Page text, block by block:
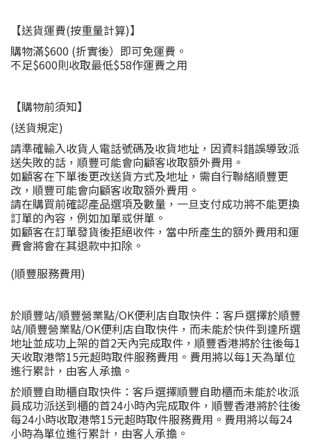
【送貨運費(按重量計算)】
購物滿$600 (折實後）即可免運費。
不足$600則收取最低$58作運費之用
【購物前須知】
(送貨規定)
請準確輸入收貨人電話號碼及收貨地址，因資料錯誤導致派
送失敗的話，順豐可能會向顧客收取額外費用。
如顧客在下單後更改送貨方式及地址，需自行聯絡順豐更
改，順豐可能會向顧客收取額外費用。
請在購買前確認產品選項及數量，一旦支付成功將不能更換
訂單的內容，例如加單或併單。
如顧客在訂單發貨後拒絕收件，當中所產生的額外費用和運
費會將會在其退款中扣除。
(順豐服務費用)
於順豐站/順豐營業點/OK便利店自取快件：客戶選擇於順豐
站/順豐營業點/OK便利店自取快件，而未能於快件到達所選
地址並成功上架的首2天內完成取件，順豐香港將於往後每1
天收取港幣15元超時取件服務費用。費用將以每1天為單位
進行累計，由客人承擔。
於順豐自助櫃自取快件：客戶選擇順豐自助櫃而未能於收派
員成功派送到櫃的首24小時內完成取件，順豐香港將於往後
每24小時收取港幣15元超時取件服務費用。費用將以每24
小時為單位進行累計，由客人承擔。